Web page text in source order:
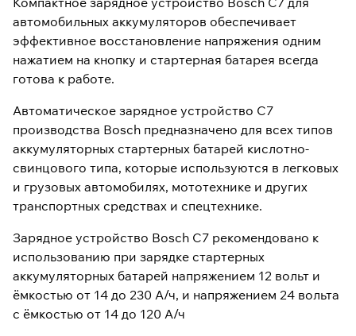
автомобильных аккумуляторов обеспечивает
эффективное восстановление напряжения одним
нажатием на кнопку и стартерная батарея всегда
готова к работе.
Автоматическое зарядное устройство C7
производства Bosch предназначено для всех типов
аккумуляторных стартерных батарей кислотно-
свинцового типа, которые используются в легковых
и грузовых автомобилях, мототехнике и других
транспортных средствах и спецтехнике.
Зарядное устройство Bosch C7 рекомендовано к
использованию при зарядке стартерных
аккумуляторных батарей напряжением 12 вольт и
ёмкостью от 14 до 230 А/ч, и напряжением 24 вольта
с ёмкостью от 14 до 120 А/ч